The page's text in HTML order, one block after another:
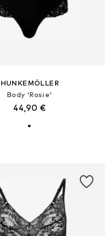
HUNKEMÖLLER
Body 'Rosie'
44,90 €